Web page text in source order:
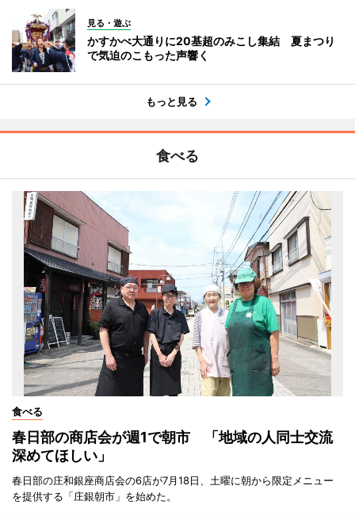
見る・遊ぶ
かすかべ大通りに20基超のみこし集結 夏まつり
で気迫のこもった声響く
もっと見る
食べる
食べる
春日部の商店会が週1で朝市 「地域の人同士交流
深めてほしい」
春日部の庄和銀座商店会の6店が7月18日、土曜に朝から限定メニュー
を提供する「庄銀朝市」を始めた。